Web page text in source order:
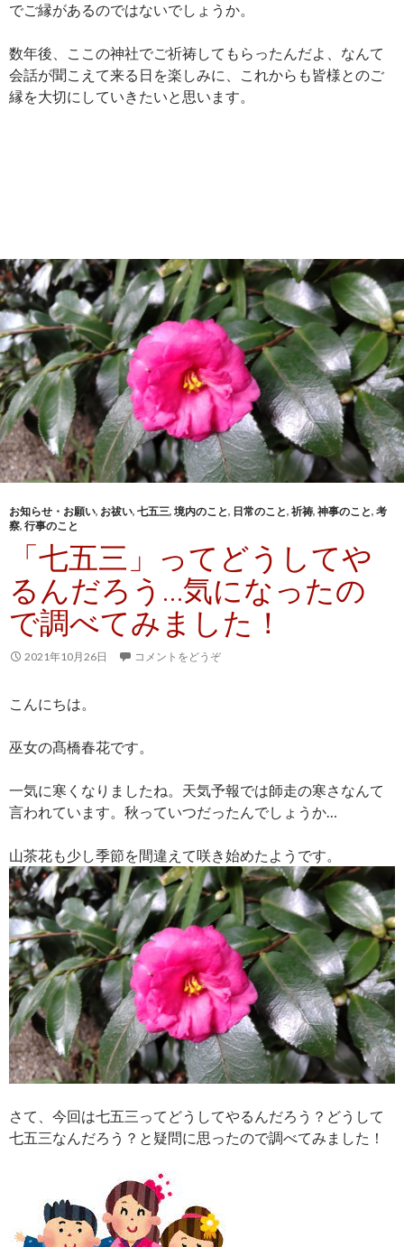
でご縁があるのではないでしょうか。
数年後、ここの神社でご祈祷してもらったんだよ、なんて
会話が聞こえて来る日を楽しみに、これからも皆様とのご
縁を大切にしていきたいと思います。
お知らせ・お願い, お祓い, 七五三, 境内のこと, 日常のこと, 祈祷, 神事のこと, 考
察, 行事のこと
「七五三」ってどうしてや
るんだろう…気になったの
で調べてみました！
2021年10月26日 コメントをどうぞ
こんにちは。
巫女の髙橋春花です。
一気に寒くなりましたね。天気予報では師走の寒さなんて
言われています。秋っていつだったんでしょうか…
山茶花も少し季節を間違えて咲き始めたようです。
さて、今回は七五三ってどうしてやるんだろう？どうして
七五三なんだろう？と疑問に思ったので調べてみました！